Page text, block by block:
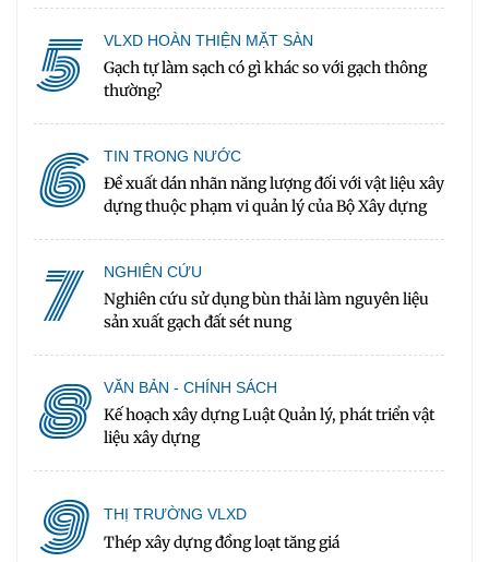
5 VLXD HOÀN THIỆN MẶT SÀN
Gạch tự làm sạch có gì khác so với gạch thông
thường?
6 TIN TRONG NƯỚC
Đề xuất dán nhãn năng lượng đối với vật liệu xây
dựng thuộc phạm vi quản lý của Bộ Xây dựng
7 NGHIÊN CỨU
Nghiên cứu sử dụng bùn thải làm nguyên liệu
sản xuất gạch đất sét nung
8 VĂN BẢN - CHÍNH SÁCH
Kế hoạch xây dựng Luật Quản lý, phát triển vật
liệu xây dựng
9 THỊ TRƯỜNG VLXD
Thép xây dựng đồng loạt tăng giá